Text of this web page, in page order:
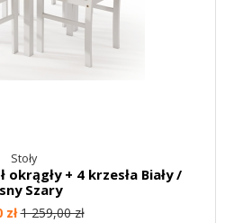
Stoły
+ 4 krzesła Biały /
Szary
zł1 259,00 zł